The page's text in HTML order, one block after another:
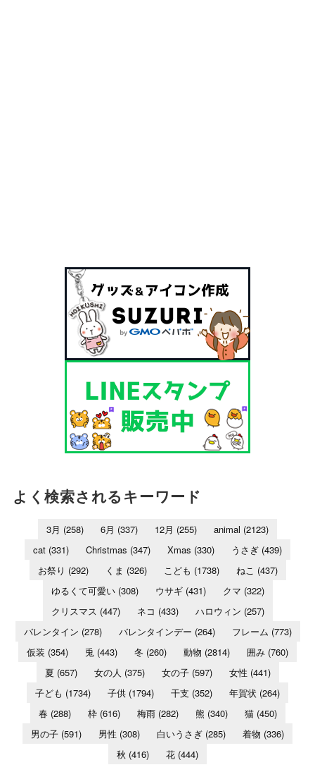
よく検索されるキーワード
3月 (258) 6月 (337) 12月 (255) animal (2123)
cat (331) Christmas (347) Xmas (330) うさぎ (439)
お祭り (292) くま (326) こども (1738) ねこ (437)
ゆるくて可愛い(308) ウサギ(431) クマ (322)
クリスマス (447) ネコ (433) ハロウィン (257)
バレンタイン (278) バレンタインデー (264) フレーム (773)
仮装 (354) 兎 (443) 冬 (260) 動物 (2814) 囲み (760)
夏 (657) 女の人 (375) 女の子(597) 女性 (441)
子ども (1734) 子供 (1794) 干支 (352) 年賀状 (264)
春(288) 枠(616) 梅雨(282) 熊 (340) 猫(450)
男の子 (591) 男性 (308) 白いうさぎ (285) 着物 (336)
秋 (416) 花 (444)